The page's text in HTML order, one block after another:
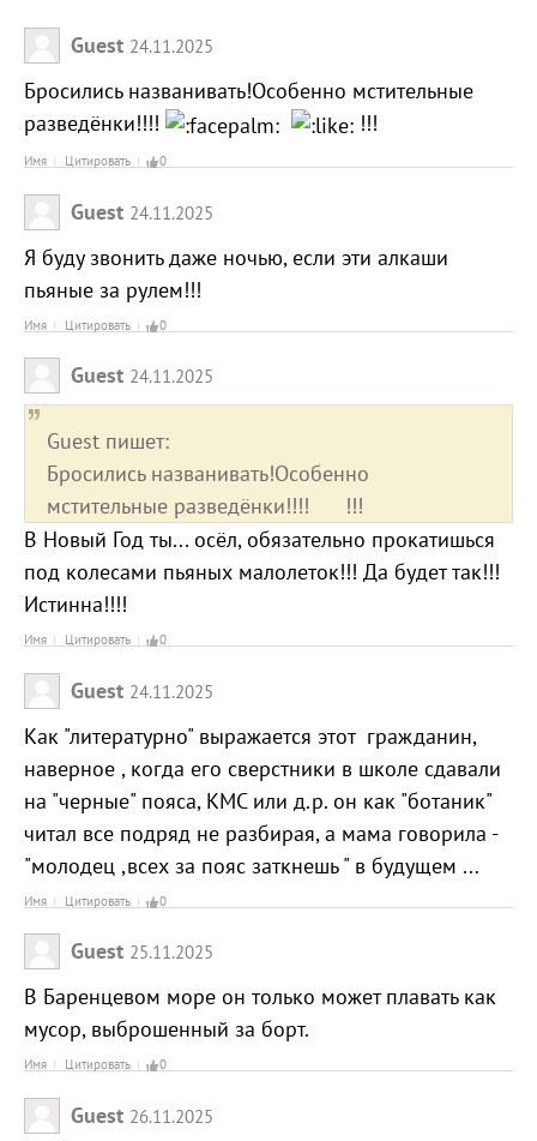
Guest 24.11.2025
Бросились названивать!Особенно мстительные
разведёнки!!!!
!!!
Имя Цитировать 0
Guest 24.11.2025
Я буду звонить даже ночью, если эти алкаши
пьяные за рулем!!!
Имя Цитировать 0
Guest 24.11.2025
Guest пишет:
Бросились названивать!Особенно
мстительные разведёнки!!!! !!!
В Новый Год ты... осёл, обязательно прокатишься
под колесами пьяных малолеток!!! Да будет так!!!
Истинна!!!!
Имя Цитировать 0
Guest 24.11.2025
Как "литературно" выражается этот гражданин,
наверное , когда его сверстники в школе сдавали
на "черные" пояса, КМС или д.р. он как "ботаник"
читал все подряд не разбирая, а мама говорила -
"молодец ,всех за пояс заткнешь " в будущем ...
Имя Цитировать 0
Guest 25.11.2025
В Баренцевом море он только может плавать как
мусор, выброшенный за борт.
Имя Цитировать 0
Guest 26.11.2025